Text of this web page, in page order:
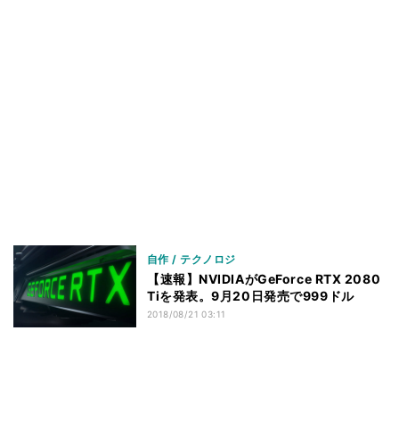
自作 / テクノロジ
【速報】NVIDIAがGeForce RTX 2080
Tiを発表。9月20日発売で999ドル
2018/08/21 03:11